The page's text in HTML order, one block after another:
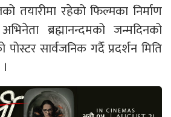
तयारीमा रहेको फिल्मका निर्माण
ब्रह्मानन्दमको जन्मदिनको
सार्वजनिक गर्दै प्रदर्शन मिति